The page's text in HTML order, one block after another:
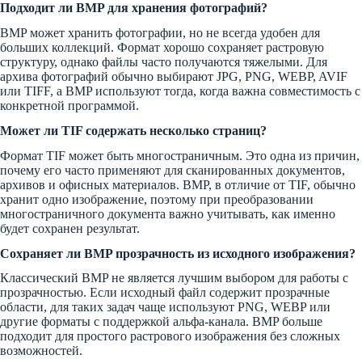
Подходит ли BMP для хранения фотографий?
BMP может хранить фотографии, но не всегда удобен для
больших коллекций. Формат хорошо сохраняет растровую
структуру, однако файлы часто получаются тяжелыми. Для
архива фотографий обычно выбирают JPG, PNG, WEBP, AVIF
или TIFF, а BMP используют тогда, когда важна совместимость с
конкретной программой.
Может ли TIF содержать несколько страниц?
Формат TIF может быть многостраничным. Это одна из причин,
почему его часто применяют для сканированных документов,
архивов и офисных материалов. BMP, в отличие от TIF, обычно
хранит одно изображение, поэтому при преобразовании
многостраничного документа важно учитывать, как именно
будет сохранен результат.
Сохраняет ли BMP прозрачность из исходного изображения?
Классический BMP не является лучшим выбором для работы с
прозрачностью. Если исходный файл содержит прозрачные
области, для таких задач чаще используют PNG, WEBP или
другие форматы с поддержкой альфа-канала. BMP больше
подходит для простого растрового изображения без сложных
возможностей.